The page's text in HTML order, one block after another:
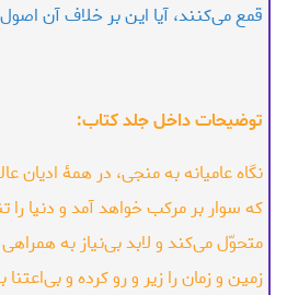
قمع می‌کنند، آیا این بر خلاف آن
توضیحات داخل جلد کتاب:
نگاه عامیانه به منجی، در همۀ ادیان
که سوار بر مرکب خواهد آمد و دنیا را
متحوّل می‌کند و لابد بی‌نیاز به
زمین و زمان را زیر و رو کرده و